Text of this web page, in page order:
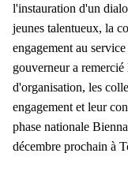
l'instauration d'un
jeunes talentueux, la
engagement au
gouverneur a
d'organisation, les
engagement et leur
phase nationale
décembre prochain à